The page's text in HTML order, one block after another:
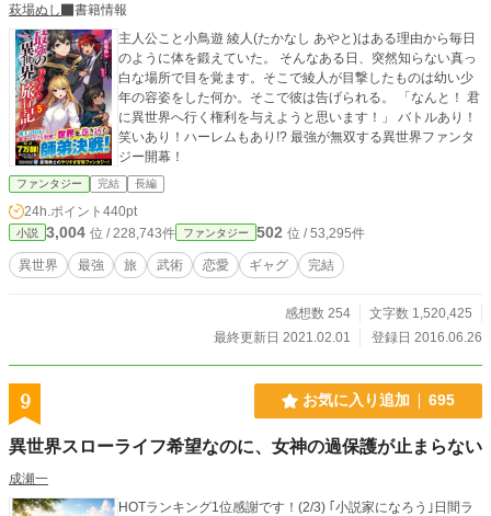
萩場ぬし
書籍情報
主人公こと小鳥遊 綾人(たかなし あやと)はある理由から毎日
のように体を鍛えていた。 そんなある日、突然知らない真っ
白な場所で目を覚ます。そこで綾人が目撃したものは幼い少
年の容姿をした何か。そこで彼は告げられる。 「なんと！ 君
に異世界へ行く権利を与えようと思います！」 バトルあり！
笑いあり！ハーレムもあり!? 最強が無双する異世界ファンタ
ジー開幕！
ファンタジー 完結 長編
24h.ポイント 440pt
小説 3,004 位 / 228,743件 ファンタジー 502 位 / 53,295件
異世界 最強 旅 武術 恋愛 ギャグ 完結
感想数 254
文字数 1,520,425
最終更新日 2021.02.01
登録日 2016.06.26
9 お気に入り追加 695
異世界スローライフ希望なのに、女神の過保護が止まらない
成瀬一
HOTランキング1位感謝です！(2/3) ｢小説家になろう｣日間ラ